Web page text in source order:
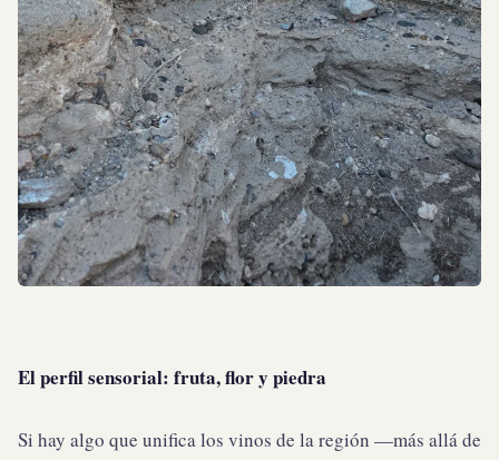
El perfil sensorial: fruta, flor y piedra
Si hay algo que unifica los vinos de la región —más allá de